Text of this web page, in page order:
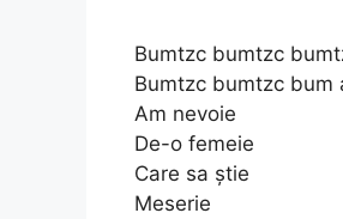
Bumtzc bumtzc
Bumtzc bumtzc bum
Am nevoie
De-o femeie
Care sa știe
Meserie